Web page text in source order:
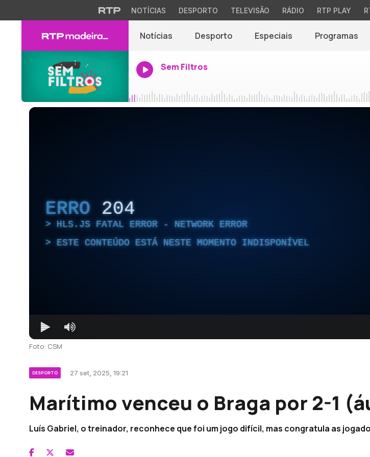
NOTÍCIAS DESPORTO TELEVISÃO RÁDIO RTP PLAY
Notícias Desporto Especiais Programas
Sem Filtros
ERRO 204
HLS.JS FATAL ERROR - NETWORK ERROR
ESTE CONTEÚDO ESTÁ NESTE MOMENTO INDISPONÍVEL
Foto: CSM
DESPORTO 27 set, 2025, 19:21
Marítimo venceu o Braga por 2-1
Luís Gabriel, o treinador, reconhece que foi um jogo difícil, mas congratula as